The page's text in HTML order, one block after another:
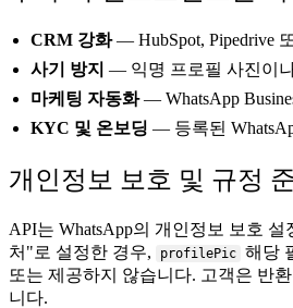
CRM 강화— HubSpot, Pipedrive
사기 방지 — 익명 프로필 사진이
마케팅 자동화— WhatsApp
KYC 및 온보딩 — 등록된
개인정보 보호 및 규정
API는 WhatsApp의 개인정보 보호
처"로 설정한 경우,
profilePic 해당
또는 제공하지 않습니다. 고객은 반
니다.